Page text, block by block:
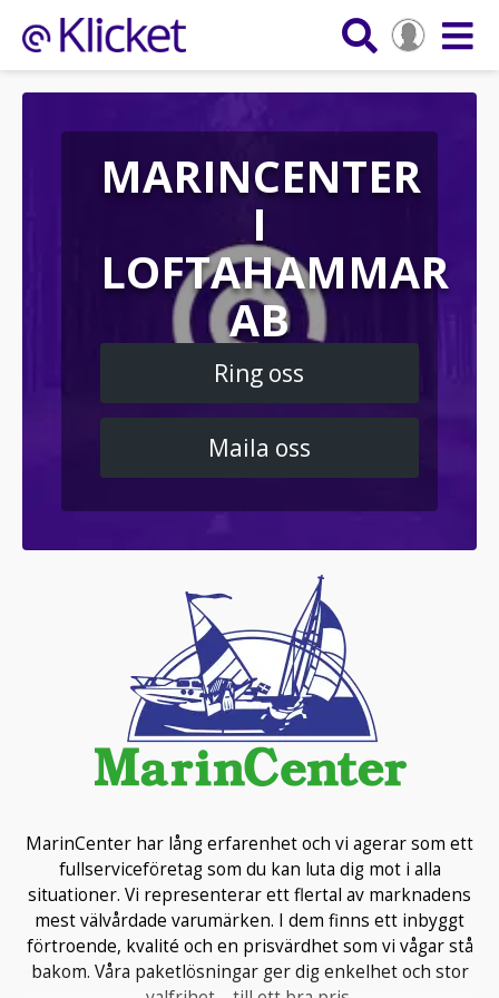
MARINCENTER
I
LOFTAHAMMAR
AB
Ring oss
Maila oss
MarinCenter har lång erfarenhet och vi agerar som ett
fullserviceföretag som du kan luta dig mot i alla
situationer. Vi representerar ett flertal av marknadens
mest välvårdade varumärken. I dem finns ett inbyggt
förtroende, kvalité och en prisvärdhet som vi vågar stå
bakom. Våra paketlösningar ger dig enkelhet och stor